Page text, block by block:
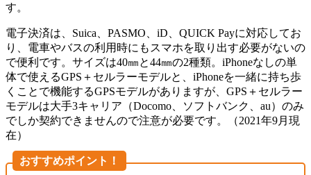
す。
電子決済は、Suica、PASMO、iD、QUICK Payに対応してお
り、電車やバスの利用時にもスマホを取り出す必要がないの
で便利です。サイズは40㎜と44㎜の2種類。iPhoneなしの単
体で使えるGPS＋セルラーモデルと、iPhoneを一緒に持ち歩
くことで機能するGPSモデルがありますが、GPS＋セルラー
モデルは大手3キャリア（Docomo、ソフトバンク、au）のみ
でしか契約できませんので注意が必要です。（2021年9月現
在）
おすすめポイント！